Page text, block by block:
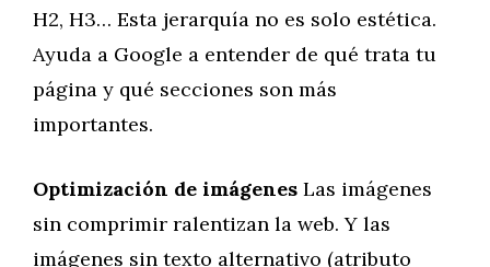
H2, H3… Esta jerarquía no es solo estética.
Ayuda a Google a entender de qué trata tu
página y qué secciones son más
importantes.
Optimización de imágenes Las imágenes
sin comprimir ralentizan la web. Y las
imágenes sin texto alternativo (atributo